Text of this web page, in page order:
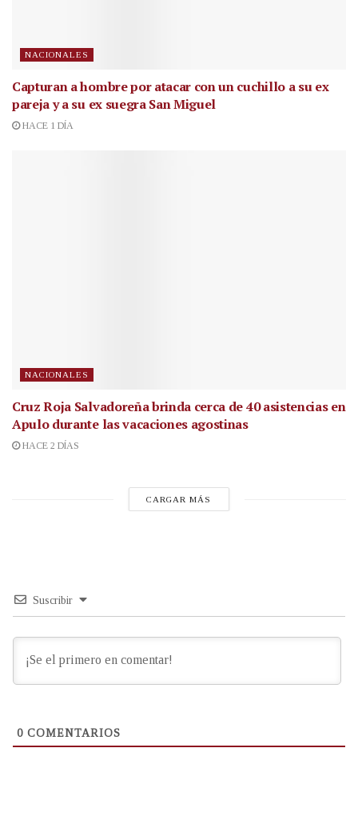
NACIONALES
Capturan a hombre por atacar con un cuchillo a su ex
pareja y a su ex suegra San Miguel
HACE 1 DÍA
NACIONALES
Cruz Roja Salvadoreña brinda cerca de 40 asistencias en
Apulo durante las vacaciones agostinas
HACE 2 DÍAS
CARGAR MÁS
Suscribir
0 COMENTARIOS